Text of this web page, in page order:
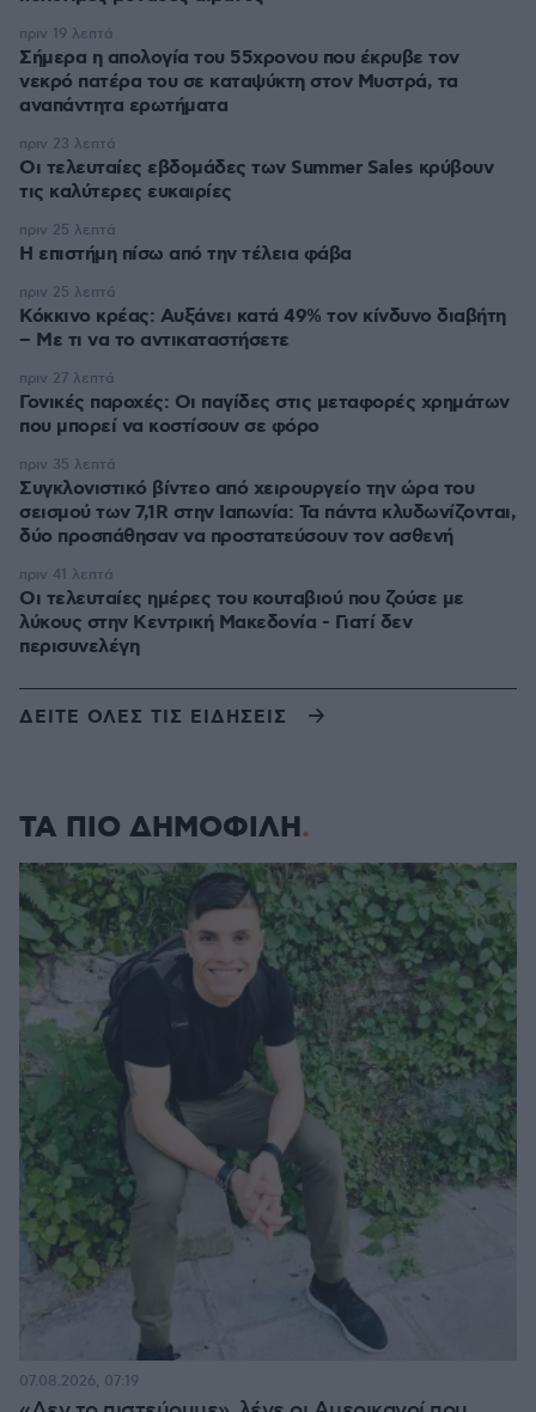
Σήμερα η απολογία του 55χρονου που έκρυβε τον
νεκρό πατέρα του σε καταψύκτη στον Μυστρά, τα
αναπάντητα ερωτήματα
πριν 19 λεπτά
Οι τελευταίες εβδομάδες των Summer Sales κρύβουν
τις καλύτερες ευκαιρίες
πριν 23 λεπτά
Η επιστήμη πίσω από την τέλεια φάβα
πριν 25 λεπτά
Κόκκινο κρέας: Αυξάνει κατά 49% τον κίνδυνο διαβήτη
– Με τι να το αντικαταστήσετε
πριν 25 λεπτά
Γονικές παροχές: Οι παγίδες στις μεταφορές χρημάτων
που μπορεί να κοστίσουν σε φόρο
πριν 27 λεπτά
Συγκλονιστικό βίντεο από χειρουργείο την ώρα του
σεισμού των 7,1R στην Ιαπωνία: Τα πάντα κλυδωνίζονται,
δύο προσπάθησαν να προστατεύσουν τον ασθενή
πριν 35 λεπτά
Οι τελευταίες ημέρες του κουταβιού που ζούσε με
λύκους στην Κεντρική Μακεδονία - Γιατί δεν
περισυνελέγη
πριν 41 λεπτά
ΔΕΙΤΕ ΟΛΕΣ ΤΙΣ ΕΙΔΗΣΕΙΣ
ΤΑ ΠΙΟ ΔΗΜΟΦΙΛΗ
07.08.2026, 07:19